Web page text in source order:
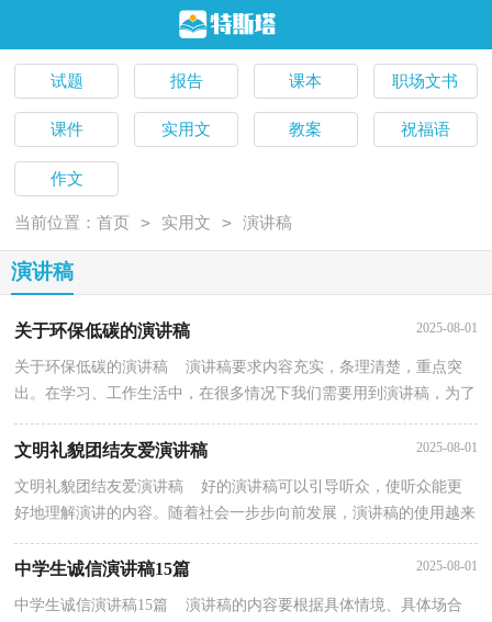
试题 报告 课本 职场文书
课件 实用文 教案 祝福语
作文
当前位置：首页 > 实用文 > 演讲稿
演讲稿
关于环保低碳的演讲稿 2025-08-01
关于环保低碳的演讲稿 演讲稿要求内容充实，条理清楚，重点突
出。在学习、工作生活中，在很多情况下我们需要用到演讲稿，为了
让您在写演讲稿时更加简单方便，以下是小编收集整理的...
文明礼貌团结友爱演讲稿 2025-08-01
文明礼貌团结友爱演讲稿 好的演讲稿可以引导听众，使听众能更
好地理解演讲的内容。随着社会一步步向前发展，演讲稿的使用越来
中学生诚信演讲稿15篇 2025-08-01
中学生诚信演讲稿15篇 演讲稿的内容要根据具体情境、具体场合